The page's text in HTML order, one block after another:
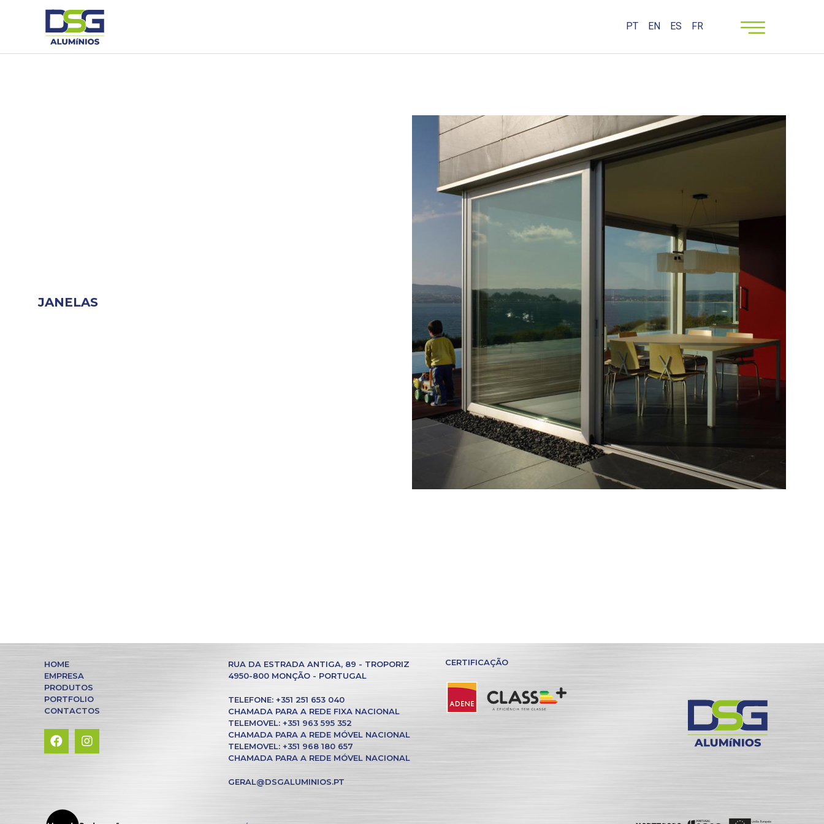
PT EN ES FR
JANELAS
HOME
EMPRESA
PRODUTOS
PORTFOLIO
CONTACTOS
RUA DA ESTRADA ANTIGA, 89 - TROPORIZ
4950-800 MONÇÃO - PORTUGAL
TELEFONE: +351 251 653 040
CHAMADA PARA A REDE FIXA NACIONAL
TELEMOVEL: +351 963 595 352
CHAMADA PARA A REDE MÓVEL NACIONAL
TELEMOVEL: +351 968 180 657
CHAMADA PARA A REDE MÓVEL NACIONAL
GERAL@DSGALUMINIOS.PT
CERTIFICAÇÃO